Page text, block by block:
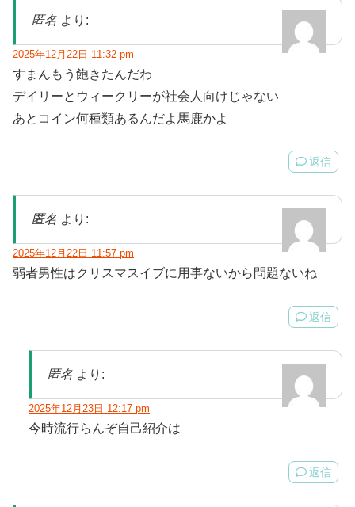
匿名 より:
2025年12月22日 11:32 pm
すまんもう飽きたんだわ
デイリーとウィークリーが社会人向けじゃない
あとコイン何種類あるんだよ馬鹿かよ
返信
匿名 より:
2025年12月22日 11:57 pm
弱者男性はクリスマスイブに用事ないから問題ないね
返信
匿名 より:
2025年12月23日 12:17 pm
今時流行らんぞ自己紹介は
返信